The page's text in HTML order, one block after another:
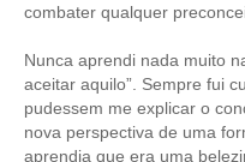
combater qualquer
Nunca aprendi nada muito
aceitar aquilo”. Sempre fui
pudessem me explicar o
nova perspectiva de uma
aprendia que era uma